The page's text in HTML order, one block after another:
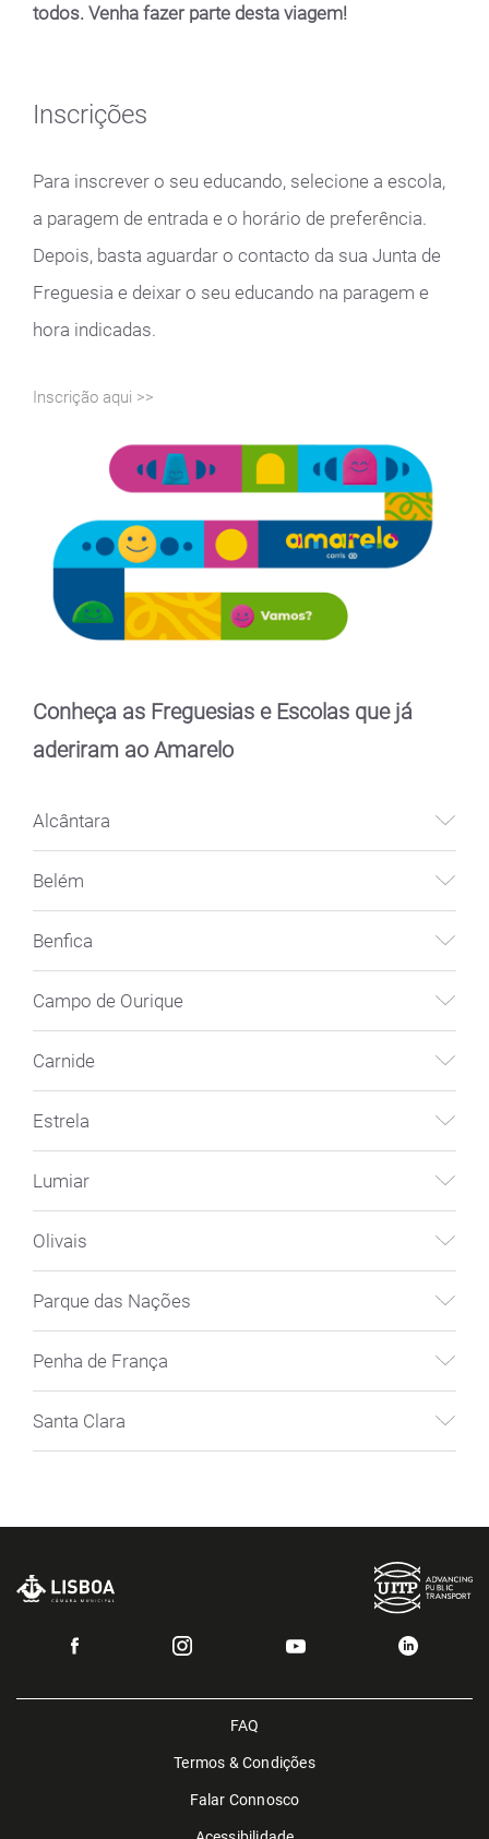
todos. Venha fazer parte desta viagem!
Inscrições
Para inscrever o seu educando, selecione a escola,
a paragem de entrada e o horário de preferência.
Depois, basta aguardar o contacto da sua Junta de
Freguesia e deixar o seu educando na paragem e
hora indicadas.
Inscrição aqui >>
Conheça as Freguesias e Escolas que já
aderiram ao Amarelo
Alcântara
Belém
Benfica
Campo de Ourique
Carnide
Estrela
Lumiar
Olivais
Parque das Nações
Penha de França
Santa Clara
FAQ
Termos & Condições
Falar Connosco